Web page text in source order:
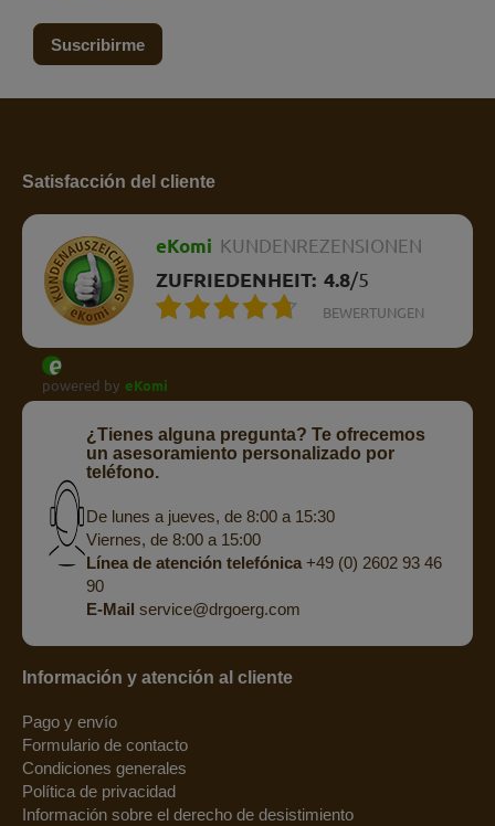
Suscribirme
Satisfacción del cliente
eKomi KUNDENREZENSIONEN
ZUFRIEDENHEIT: 4.8/5
BEWERTUNGEN
powered by eKomi
¿Tienes alguna pregunta? Te ofrecemos
un asesoramiento personalizado por
teléfono.
De lunes a jueves, de 8:00 a 15:30
Viernes, de 8:00 a 15:00
Línea de atención telefónica+49 (0) 2602 93 46
90
E-Mail service@drgoerg.com
Información y atención al cliente
Pago y envío
Formulario de contacto
Condiciones generales
Política de privacidad
Información sobre el derecho de desistimiento